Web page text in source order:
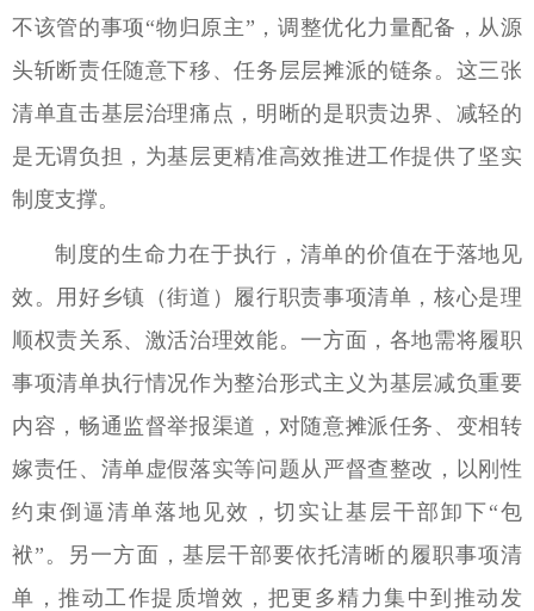
不该管的事项“物归原主”，调整优化力量配备，从源
头斩断责任随意下移、任务层层摊派的链条。这三张
清单直击基层治理痛点，明晰的是职责边界、减轻的
是无谓负担，为基层更精准高效推进工作提供了坚实
制度支撑。
制度的生命力在于执行，清单的价值在于落地见
效。用好乡镇（街道）履行职责事项清单，核心是理
顺权责关系、激活治理效能。一方面，各地需将履职
事项清单执行情况作为整治形式主义为基层减负重要
内容，畅通监督举报渠道，对随意摊派任务、变相转
嫁责任、清单虚假落实等问题从严督查整改，以刚性
约束倒逼清单落地见效，切实让基层干部卸下“包
袱”。另一方面，基层干部要依托清晰的履职事项清
单，推动工作提质增效，把更多精力集中到推动发